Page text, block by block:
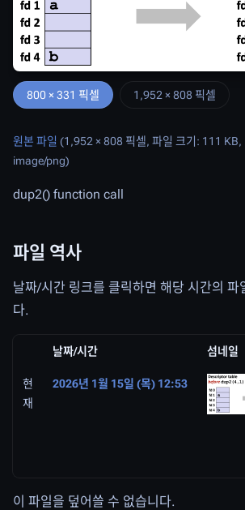
800 × 331 픽셀 1,952 × 808 픽셀
원본 파일 (1,952 × 808 픽셀, 파일 크기: 111 KB,
image/png)
dup2() function call
파일 역사
날짜/시간 링크를 클릭하면 해당 시간의 파
다.
날짜/시간 섬네일
현
재
2026년 1월 15일 (목) 12:53
이 파일을 덮어쓸 수 없습니다.